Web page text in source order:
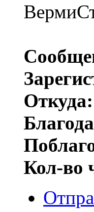
Откуда:
Кол-во